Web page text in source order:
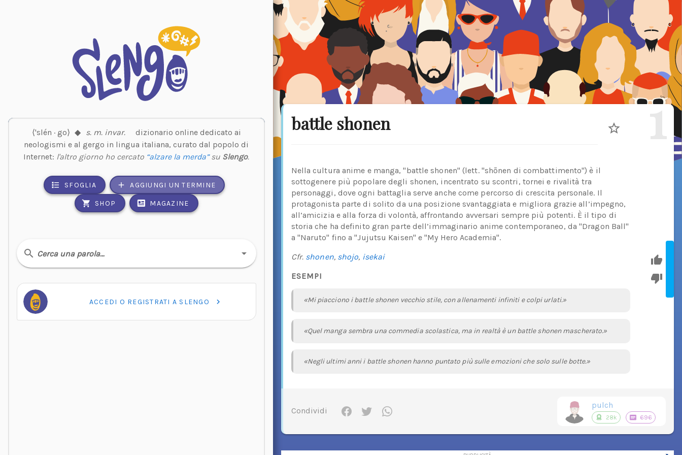
⟨'slén · go⟩ ◆ s. m. invar.
dizionario online dedicato ai
neologismi e al gergo in lingua italiana, curato dal popolo di
Internet: l'altro giorno ho cercato “alzare la merda”su Slengo.
SFOGLIA AGGIUNGI UN TERMINE
SHOP MAGAZINE
Cerca una parola…
ACCEDI O REGISTRATI A SLENGO
battle shonen 1
Nella cultura anime e manga, "battle shonen" (lett. "shōnen di combattimento") è il
sottogenere più popolare degli shonen, incentrato su scontri, tornei e rivalità tra
personaggi, dove ogni battaglia serve anche come percorso di crescita personale. Il
protagonista parte di solito da una posizione svantaggiata e migliora grazie all’impegno,
all’amicizia e alla forza di volontà, affrontando avversari sempre più potenti. È il tipo di
storia che ha definito gran parte dell’immaginario anime contemporaneo, da "Dragon Ball"
a "Naruto" fino a "Jujutsu Kaisen" e "My Hero Academia".
Cfr. shonen, shojo, isekai
ESEMPI
«Mi piacciono i battle shonen vecchio stile, con allenamenti infiniti e colpi urlati.»
«Quel manga sembra una commedia scolastica, ma in realtà è un battle shonen mascherato.»
«Negli ultimi anni i battle shonen hanno puntato più sulle emozioni che solo sulle botte.»
Condividi
pulch
28k 696